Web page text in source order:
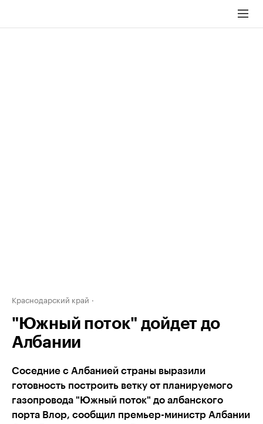
Краснодарский край
"Южный поток" дойдет до
Албании
Соседние с Албанией страны выразили
готовность построить ветку от планируемого
газопровода "Южный поток" до албанского
порта Влор, сообщил премьер-министр Албании